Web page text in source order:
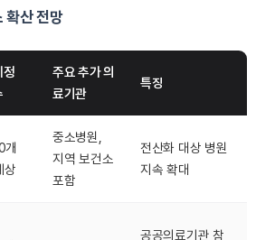
확산 전망
정
주요 추가 의
료기관
특징
개
상
중소병원,
지역 보건소
포함
전산화 대상 병원
지속 확대
공공의료기관 참